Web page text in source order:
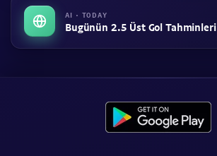
AI · TODAY
Bugünün 2.5 Üst Gol Tahminleri